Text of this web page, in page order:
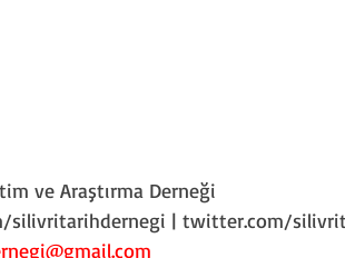
ve Araştırma Derneği
silivritarihdernegi | twitter.com/